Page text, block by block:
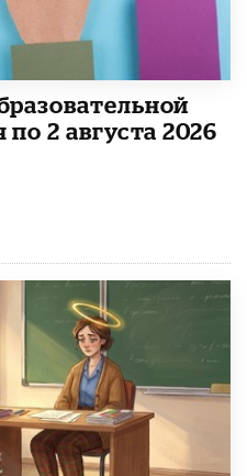
2 августа 2026